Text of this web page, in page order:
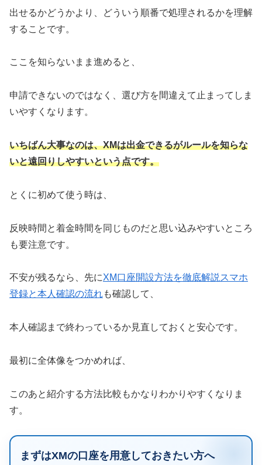
出せるかどうかより、どういう順番で処理されるかを理解
することです。
ここを知らないまま進めると、
申請できないのではなく、選び方を間違えて止まってしま
いやすくなります。
いちばん大事なのは、XMは出金できるがルールを知らな
いと遠回りしやすいという点です。
とくに初めて使う時は、
反映時間と着金時間を同じものだと思い込みやすいところ
も要注意です。
不安が残るなら、先にXM口座開設方法を徹底解説スマホ
登録と本人確認の流れも確認して、
本人確認まで終わっているか見直しておくと安心です。
最初に全体像をつかめれば、
このあと紹介する方法比較もかなりわかりやすくなりま
す。
まずはXMの口座を用意しておきたい方へ